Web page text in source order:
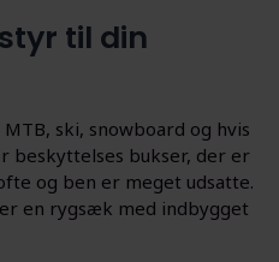
til din
ski, snowboard og hvis
beskyttelses bukser, der er
og ben er meget udsatte.
en rygsæk med indbygget